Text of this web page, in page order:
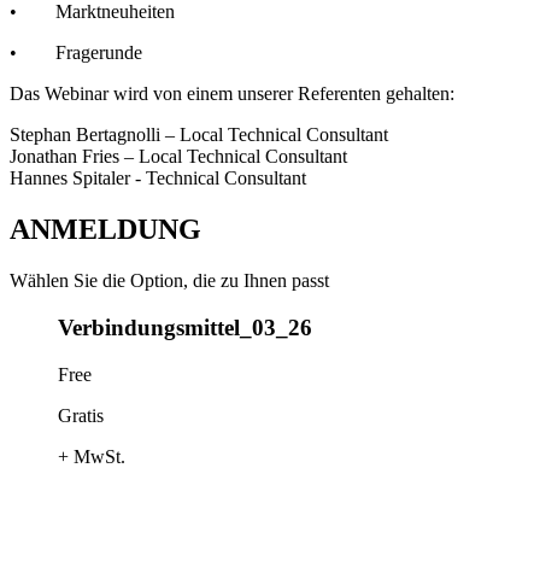
• Marktneuheiten
• Fragerunde
Das Webinar wird von einem unserer Referenten gehalten:
Stephan Bertagnolli – Local Technical Consultant
Jonathan Fries – Local Technical Consultant
Hannes Spitaler - Technical Consultant
ANMELDUNG
Wählen Sie die Option, die zu Ihnen passt
Verbindungsmittel_03_26
Free
Gratis
+ MwSt.